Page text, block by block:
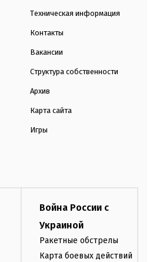
Техническая информация
Контакты
Вакансии
Структура собственности
Архив
Карта сайта
Игры
Война России с
Украиной
Ракетные обстрелы
Карта боевых действий